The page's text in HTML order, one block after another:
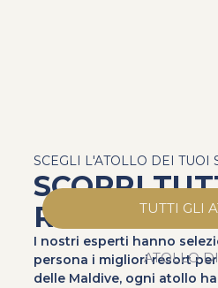
SCEGLI L'ATOLLO DEI TUOI
SCOPRI
RESORT
I nostri esperti hanno
persona i migliori resort
delle Maldive, ogni atollo
TUTTI GLI
ATOLLO